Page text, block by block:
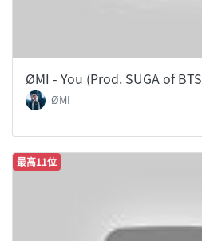
ØMI - You (Prod. SUGA of
ØMI
最高11位